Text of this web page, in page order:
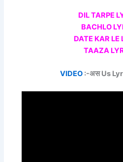
DIL TARPE
BACHLO
DATE KAR LE
TAAZA
VIDEO:-अस Us